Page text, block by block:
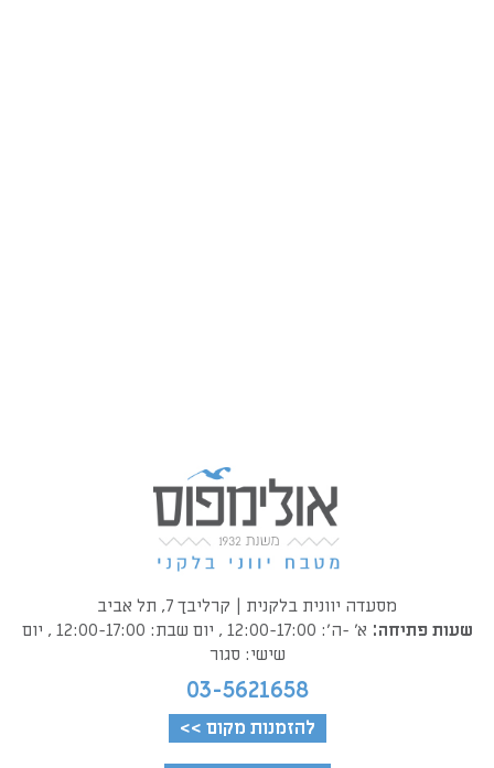
מסעדה יוונית בלקנית | קרליבך 7, תל אביב
שעות פתיחה:
א׳ -ה׳: 12:00-17:00 , יום שבת: 12:00-17:00 , יום
שישי: סגור
03-5621658
להזמנות מקום >>